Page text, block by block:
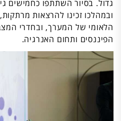
גדול. בסיור השתתפו כחמישים
הלאומי של המערך, ובחדרי
הפיננסים ותחום האנרגיה.